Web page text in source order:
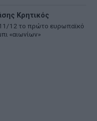
Κρητικός
12 το πρώτο ευρωπαϊκό
«αιωνίων»